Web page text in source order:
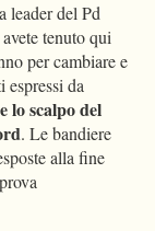
leader del Pd
tenuto qui
per cambiare e
espressi da
lo scalpo del
. Le bandiere
alla fine